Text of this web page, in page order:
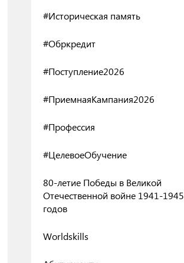
#Историческая память
#Обркредит
#Поступление2026
#ПриемнаяКампания2026
#Профессия
#ЦелевоеОбучение
80-летие Победы в Великой
Отечественной войне 1941-1945
годов
Worldskills